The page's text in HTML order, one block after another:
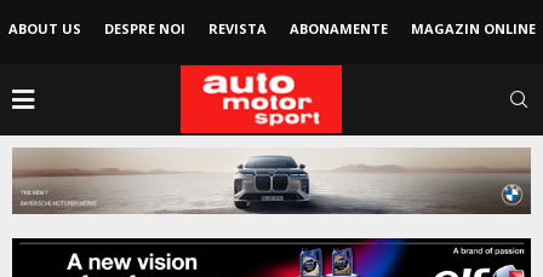
ABOUT US DESPRE NOI REVISTA ABONAMENTE MAGAZIN ONLINE